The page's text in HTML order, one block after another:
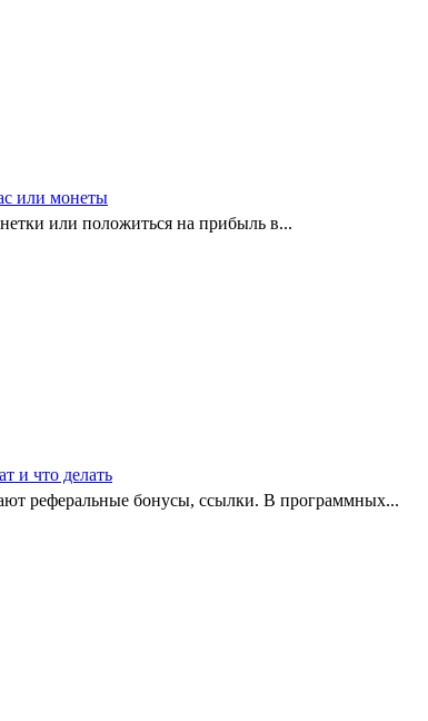
или монеты
или положиться на прибыль в...
и что делать
реферальные бонусы, ссылки. В программных...